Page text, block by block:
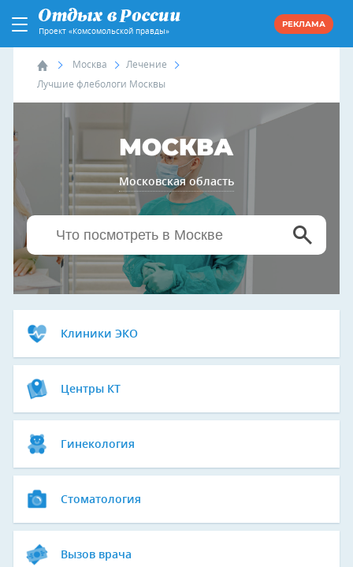
Проект «Комсомольской правды»
РЕКЛАМА
Москва Лечение
Лучшие флебологи Москвы
МОСКВА
Московская область
Клиники ЭКО
Центры КТ
Гинекология
Стоматология
Вызов врача